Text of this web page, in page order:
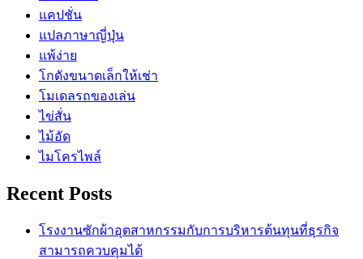
แคปชั่น
แปลภาษาญี่ปุ่น
แพ้ง่าย
โกดังขนาดเล็กให้เช่า
โมเดลรถของเล่น
ไข่สั่น
ไม้อัด
ไมโครไพล์
Recent Posts
โรงงานซักผ้าอุตสาหกรรมกับการบริหารต้นทุนที่ธุรกิจ
สามารถควบคุมได้